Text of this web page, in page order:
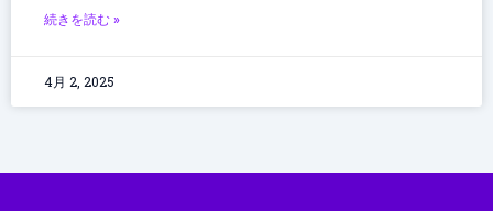
続きを読む »
4月 2, 2025